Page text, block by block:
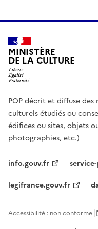
MINISTÈRE
DE LA CULTURE
POP décrit et diffuse
culturels étudiés ou
édifices ou sites, objets
photographies, etc.)
info.gouv.fr
legifrance.gouv.fr
Accessibilité : non conforme